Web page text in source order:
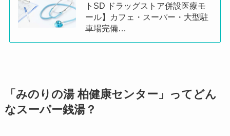
トSD ドラッグストア併設医療モ
ール】カフェ・スーパー・大型駐
車場完備…
「みのりの湯 柏健康センター」ってどん
なスーパー銭湯？